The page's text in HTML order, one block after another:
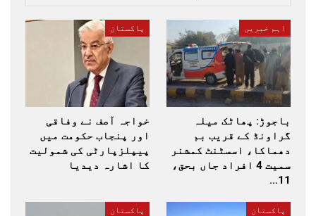
اہم خبریں
باجوڑ: پھاٹک میلہ
گراونڈ کے قریب بم
دھماکا، اسسٹنٹ کمشنر
سمیت 4 افراد جاں بحق،
11…
پاکستان
خواجہ آصف نے وفاقی
اور پنجاب حکومت میں
پیپلزپارٹی کی شمولیت
کا اشارہ دیدیا
پاکستان پاکستان